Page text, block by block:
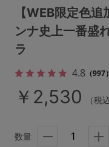
高評価レビューアイテム
WEB限定アイテム
特集ページ
【WEB限定色
ンナ史上一番盛
ラ
4.8（997）
￥2,530 （税
数量